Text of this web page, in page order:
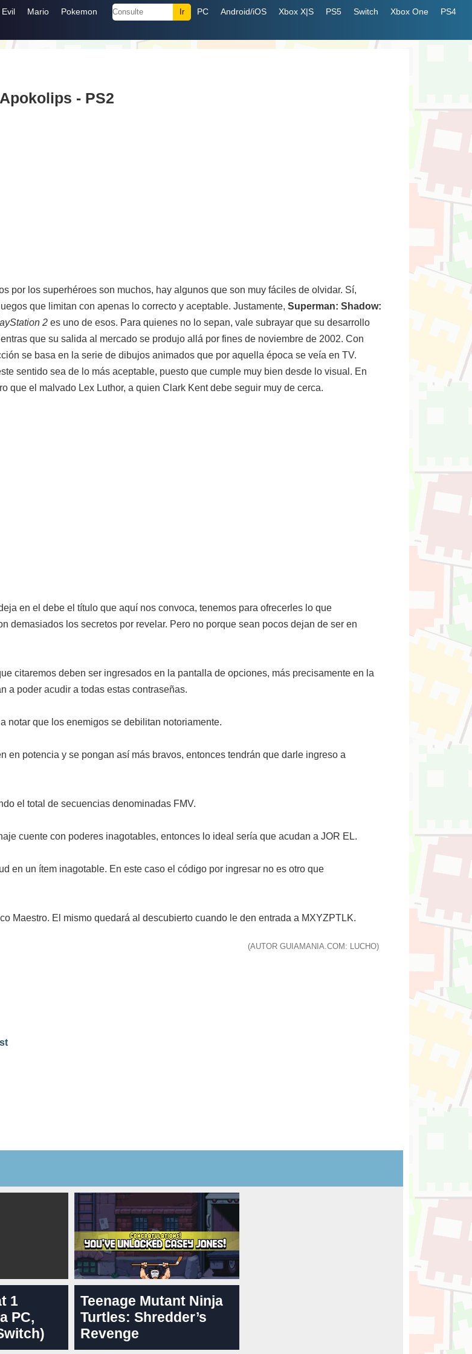
Mario Pokemon PC Android/iOS Xbox X|S PS5 Switch Xbox One
PS4
- PS2
por los superhéroes son muchos, hay algunos que son muy fáciles de olvidar. Sí,
que limitan con apenas lo correcto y aceptable. Justamente, Superman: Shadow:
2 es uno de esos. Para quienes no lo sepan, vale subrayar que su desarrollo
que su salida al mercado se produjo allá por fines de noviembre de 2002. Con
se basa en la serie de dibujos animados que por aquella época se veía en TV.
sentido sea de lo más aceptable, puesto que cumple muy bien desde lo visual. En
que el malvado Lex Luthor, a quien Clark Kent debe seguir muy de cerca.
en el debe el título que aquí nos convoca, tenemos para ofrecerles lo que
demasiados los secretos por revelar. Pero no porque sean pocos dejan de ser en
citaremos deben ser ingresados en la pantalla de opciones, más precisamente en la
a poder acudir a todas estas contraseñas.
notar que los enemigos se debilitan notoriamente.
en potencia y se pongan así más bravos, entonces tendrán que darle ingreso a
el total de secuencias denominadas FMV.
cuente con poderes inagotables, entonces lo ideal sería que acudan a JOR EL.
en un ítem inagotable. En este caso el código por ingresar no es otro que
Maestro. El mismo quedará al descubierto cuando le den entrada a MXYZPTLK.
(AUTOR GUIAMANIA.COM: LUCHO)
1
PC,
Teenage Mutant Ninja
Turtles: Shredder’s
Revenge